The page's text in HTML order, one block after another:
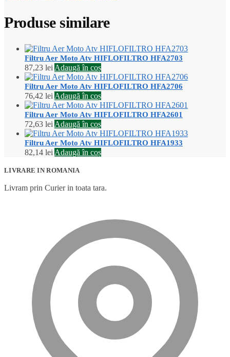
Produse similare
Filtru Aer Moto Atv HIFLOFILTRO HFA2703
87,23 leiAdaugă în coș
Filtru Aer Moto Atv HIFLOFILTRO HFA2706
76,42 leiAdaugă în coș
Filtru Aer Moto Atv HIFLOFILTRO HFA2601
72,63 leiAdaugă în coș
Filtru Aer Moto Atv HIFLOFILTRO HFA1933
82,14 leiAdaugă în coș
LIVRARE IN ROMANIA
Livram prin Curier in toata tara.